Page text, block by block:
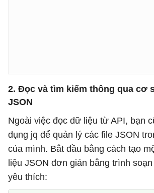
2. Đọc và tìm kiếm thông qua cơ
JSON
Ngoài việc đọc dữ liệu từ API, bạn
dụng jq để quản lý các file JSON
của mình. Bắt đầu bằng cách tạo
liệu JSON đơn giản bằng trình
yêu thích: